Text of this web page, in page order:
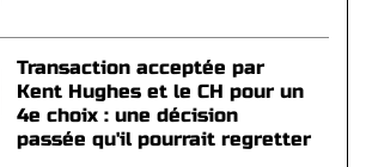
Transaction acceptée par
Kent Hughes et le CH pour un
4e choix : une décision
passée qu'il pourrait regretter